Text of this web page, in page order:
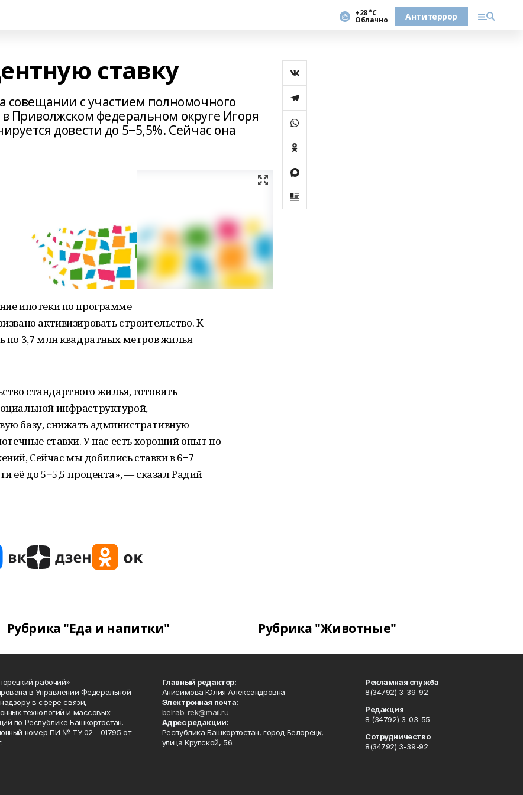
+28 °С
Облачно Антитеррор
ставку
совещании с участием полномочного
Приволжском федеральном округе Игоря
довести до 5−5,5%. Сейчас она
ипотеки по программе
активизировать строительство. К
по 3,7 млн квадратных метров жилья
стандартного жилья, готовить
инфраструктурой,
базу, снижать административную
ставки. У нас есть хороший опыт по
Сейчас мы добились ставки в 6−7
её до 5−5,5 процента», — сказал Радий
Рубрика "Еда и напитки" Рубрика "Животные"
рабочий»
в Управлении Федеральной
в сфере связи,
технологий и массовых
по Республике Башкортостан.
номер ПИ № ТУ 02 - 01795 от
Главный редактор:
Анисимова Юлия Александровна
Электронная почта:
belrab-rek@mail.ru
Адрес редакции:
Республика Башкортостан, город Белорецк,
улица Крупской, 56.
Рекламная служба
8(34792) 3-39-92
Редакция
8 (34792) 3-03-55
Сотрудничество
8(34792) 3-39-92